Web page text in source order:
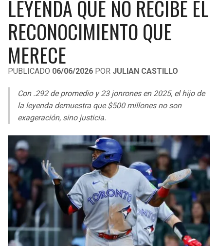
LIGA DE EXPANSIÓN MX
LEAGUES CUP
UEFA EUROPA LEAGUE
UEFA CONFERENCE LEAGUE
MLS
COPA LIBERTADORES
COPA SUDAMERICANA
LIGA BETPLAY
OTRAS LIGAS
RAIDERS
CHARGERS
RAVENS
STEELERS
TEXANS
COLTS
JAGUARS
CAVALIERS
PISTONS
PACERS
HORNETS
HEAT
MAGIC
WIZARDS
LEYENDA QUE NO RECIBE EL
RECONOCIMIENTO QUE
MERECE
PUBLICADO 06/06/2026 POR JULIAN CASTILLO
Con .292 de promedio y 23 jonrones en 2025, el hijo de
la leyenda demuestra que $500 millones no son
exageración, sino justicia.